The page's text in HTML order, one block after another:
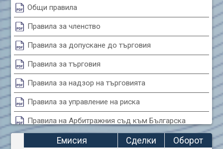
Air Canada Inc. (ADH2)
Air France (AFR0)
Air Liquide SA (AIL)
Airbus SE (AIR)
Aixtron SE (AIXA)
Algonquin Power & Utilities Corp (751)
Alibaba Group Holding Ltd. (AHLA)
Allianz SE (ALV)
Alphabet Inc. (ABEA)
Alphabet Inc. (ABEC)
Altria Group Inc. (PHM7)
Amazon.com Inc. (AMZ)
Общи правила
Правила за членство
Правила за допускане до търговия
Правила за търговия
Правила за надзор на търговията
Правила за управление на риска
Правила на Арбитражния съд към Българска
фондова борса
Емисия Сделки
Оборот